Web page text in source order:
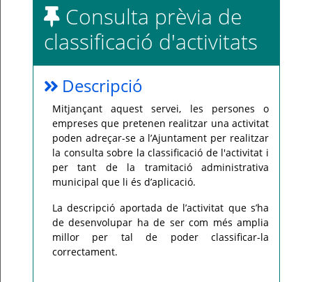
qualsevol
incidència,
Consulta prèvia de
classificació d'activitats
Descripció
Mitjançant aquest servei, les persones o
empreses que pretenen realitzar una activitat
poden adreçar-se a l’Ajuntament per realitzar
la consulta sobre la classificació de l'activitat i
per tant de la tramitació administrativa
municipal que li és d’aplicació.
La descripció aportada de l’activitat que s’ha
de desenvolupar ha de ser com més amplia
millor per tal de poder classificar-la
correctament.